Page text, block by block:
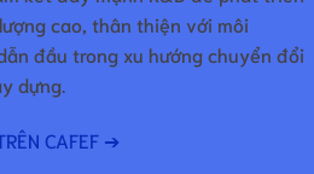
cao, thân thiện với môi
đầu trong xu hướng chuyển đổi
dựng.
CAFEF ➔